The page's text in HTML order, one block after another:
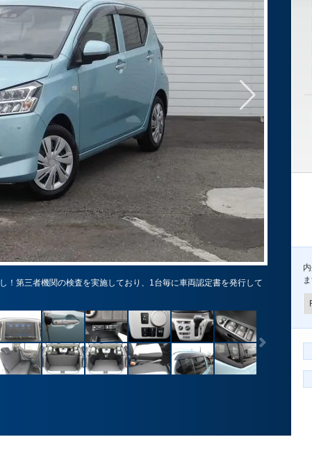
！第三者機関の検査を実施しており、1台毎に車両認定書を発行して